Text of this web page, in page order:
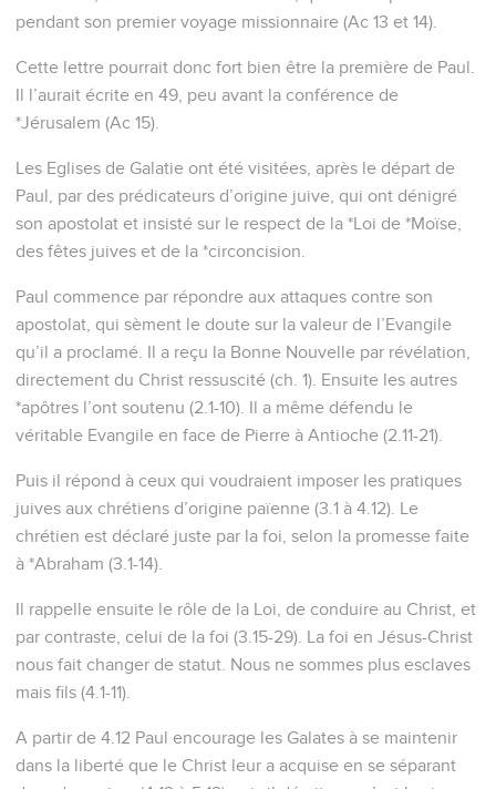
pendant son premier voyage missionnaire (Ac 13 et 14).
Cette lettre pourrait donc fort bien être la première de Paul.
Il l’aurait écrite en 49, peu avant la conférence de
*Jérusalem (Ac 15).
Les Eglises de Galatie ont été visitées, après le départ de
Paul, par des prédicateurs d’origine juive, qui ont dénigré
son apostolat et insisté sur le respect de la *Loi de *Moïse,
des fêtes juives et de la *circoncision.
Paul commence par répondre aux attaques contre son
apostolat, qui sèment le doute sur la valeur de l’Evangile
qu’il a proclamé. Il a reçu la Bonne Nouvelle par révélation,
directement du Christ ressuscité (ch. 1). Ensuite les autres
*apôtres l’ont soutenu (2.1-10). Il a même défendu le
véritable Evangile en face de Pierre à Antioche (2.11-21).
Puis il répond à ceux qui voudraient imposer les pratiques
juives aux chrétiens d’origine païenne (3.1 à 4.12). Le
chrétien est déclaré juste par la foi, selon la promesse faite
à *Abraham (3.1-14).
Il rappelle ensuite le rôle de la Loi, de conduire au Christ, et
par contraste, celui de la foi (3.15-29). La foi en Jésus-Christ
nous fait changer de statut. Nous ne sommes plus esclaves
mais fils (4.1-11).
A partir de 4.12 Paul encourage les Galates à se maintenir
dans la liberté que le Christ leur a acquise en se séparant